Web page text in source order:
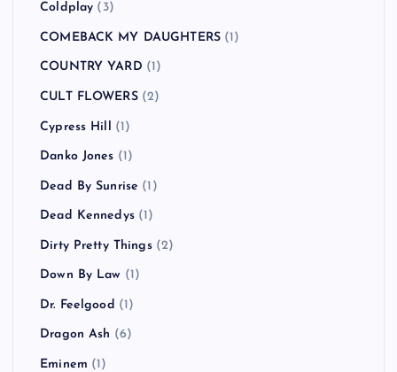
Coldplay (3)
COMEBACK MY DAUGHTERS (1)
COUNTRY YARD (1)
CULT FLOWERS(2)
Cypress Hill (1)
Danko Jones (1)
Dead By Sunrise (1)
Dead Kennedys(1)
Dirty Pretty Things(2)
Down By Law (1)
Dr. Feelgood (1)
Dragon Ash (6)
Eminem (1)